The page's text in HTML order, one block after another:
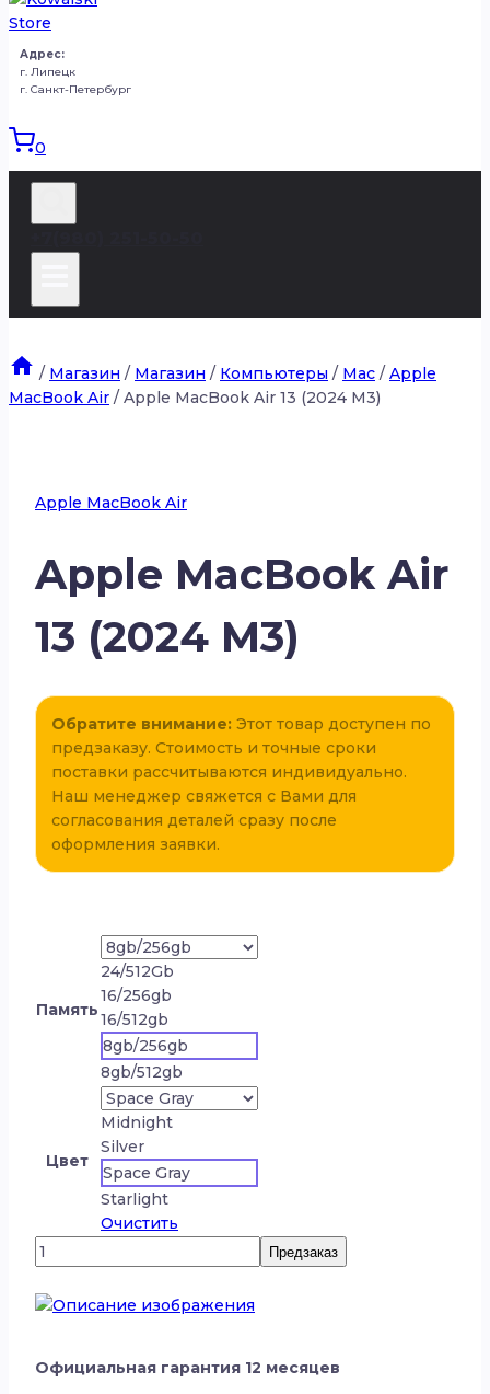
Адрес:
г. Липецк
г. Санкт-Петербург
0
/ Магазин / Магазин / Компьютеры / Mac / Apple
MacBook Air / Apple MacBook Air 13 (2024 M3)
Apple MacBook Air
Apple MacBook Air
13 (2024 M3)
Обратите внимание: Этот товар доступен по
предзаказу. Стоимость и точные сроки
поставки рассчитываются индивидуально.
Наш менеджер свяжется с Вами для
согласования деталей сразу после
оформления заявки.
Память
24/512Gb
16/256gb
16/512gb
8gb/256gb
8gb/512gb
Цвет
Midnight
Silver
Space Gray
Starlight
Очистить
Количество
товара
Apple
MacBook
13
Предзаказ
Официальная гарантия 12 месяцев